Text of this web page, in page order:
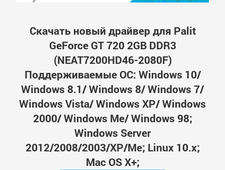
Скачать новый драйвер для Palit
GeForce GT 720 2GB DDR3
(NEAT7200HD46-2080F)
Поддерживаемые ОС: Windows 10/
Windows 8.1/ Windows 8/ Windows 7/
Windows Vista/ Windows XP/ Windows
2000/ Windows Me/ Windows 98;
Windows Server
2012/2008/2003/XP/Me; Linux 10.x;
Mac OS X+;